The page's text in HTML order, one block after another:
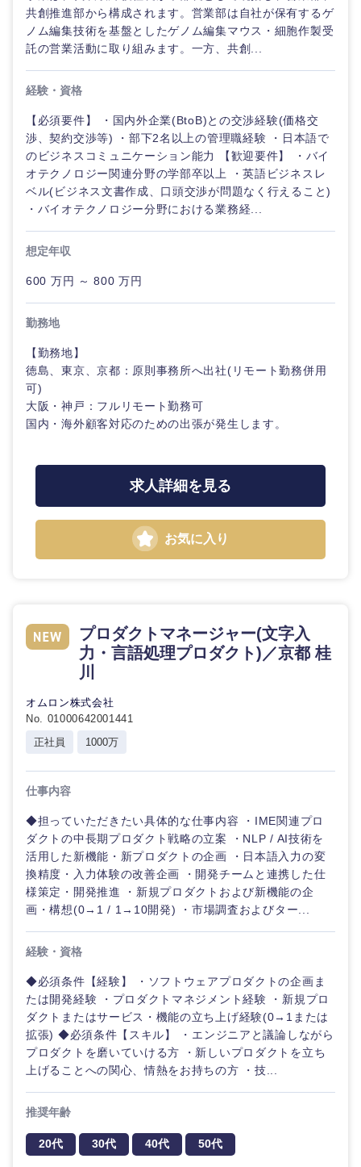
滋賀県 京都府
大阪府
奈良県
共創推進部から構成されます。営業部は自社が保有するゲ
ノム編集技術を基盤としたゲノム編集マウス・細胞作製受
託の営業活動に取り組みます。一方、共創...
経験・資格
【必須要件】 ・国内外企業(BtoB)との交渉経験(価格交
渉、契約交渉等) ・部下2名以上の管理職経験 ・日本語で
のビジネスコミュニケーション能力 【歓迎要件】 ・バイ
オテクノロジー関連分野の学部卒以上 ・英語ビジネスレ
ベル(ビジネス文書作成、口頭交渉が問題なく行えること)
・バイオテクノロジー分野における業務経...
想定年収
600 万円 ～ 800 万円
勤務地
【勤務地】
徳島、東京、京都：原則事務所へ出社(リモート勤務併用
可)
大阪・神戸：フルリモート勤務可
国内・海外顧客対応のための出張が発生します。
求人詳細を見る
お気に入り
プロダクトマネージャー(文字入
力・言語処理プロダクト)／京都 桂
川
オムロン株式会社
No. 01000642001441
正社員
1000万
仕事内容
◆担っていただきたい具体的な仕事内容 ・IME関連プロ
ダクトの中長期プロダクト戦略の立案 ・NLP / AI技術を
活用した新機能・新プロダクトの企画 ・日本語入力の変
換精度・入力体験の改善企画 ・開発チームと連携した仕
様策定・開発推進 ・新規プロダクトおよび新機能の企
画・構想(0→1 / 1→10開発) ・市場調査およびター...
経験・資格
◆必須条件【経験】 ・ソフトウェアプロダクトの企画ま
たは開発経験 ・プロダクトマネジメント経験 ・新規プロ
ダクトまたはサービス・機能の立ち上げ経験(0→1または
拡張) ◆必須条件【スキル】 ・エンジニアと議論しながら
プロダクトを磨いていける方 ・新しいプロダクトを立ち
上げることへの関心、情熱をお持ちの方 ・技...
推奨年齢
20代 30代 40代 50代